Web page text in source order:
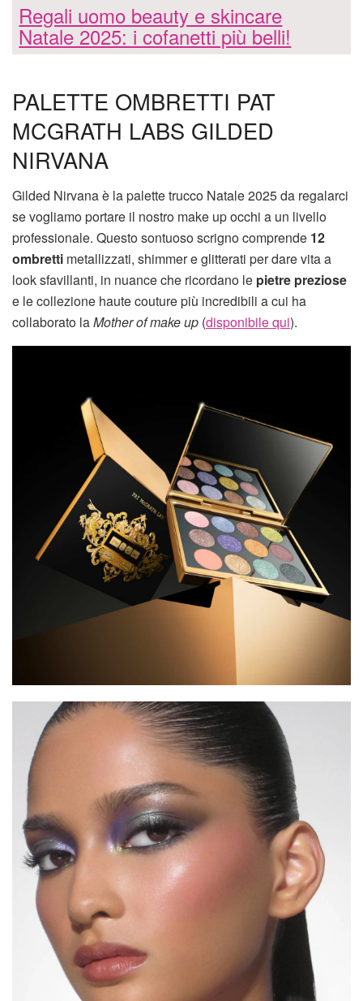
Regali uomo beauty e skincare
Natale 2025: i cofanetti più belli!
PALETTE OMBRETTI PAT
MCGRATH LABS GILDED
NIRVANA
Gilded Nirvana è la palette trucco Natale 2025 da regalarci
se vogliamo portare il nostro make up occhi a un livello
professionale. Questo sontuoso scrigno comprende 12
ombretti metallizzati, shimmer e glitterati per dare vita a
look sfavillanti, in nuance che ricordano le pietre preziose
e le collezione haute couture più incredibili a cui ha
collaborato laMotherof make up (disponibile qui).